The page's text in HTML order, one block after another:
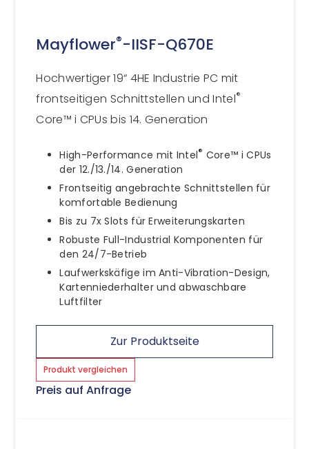
Mayflower®-IISF-Q670E
Hochwertiger 19“ 4HE Industrie PC mit
frontseitigen Schnittstellen und Intel®
Core™ i CPUs bis 14. Generation
High-Performance mit Intel® Core™ i CPUs
der 12./13./14. Generation
Frontseitig angebrachte Schnittstellen für
komfortable Bedienung
Bis zu 7x Slots für Erweiterungskarten
Robuste Full-Industrial Komponenten für
den 24/7-Betrieb
Laufwerkskäfige im Anti-Vibration-Design,
Kartenniederhalter und abwaschbare
Luftfilter
Zur Produktseite
Produkt vergleichen
Preis auf Anfrage